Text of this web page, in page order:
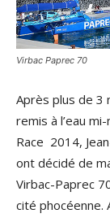
Virbac Paprec 70
Après plus de 3
remis à l’eau
Race 2014,
ont décidé de
Virbac-Paprec
cité phocéenne.